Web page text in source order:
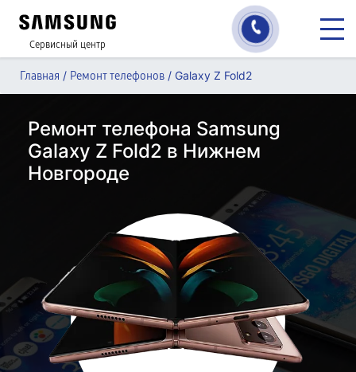
Сервисный центр
Главная / Ремонт телефонов / Galaxy Z Fold2
Ремонт телефона Samsung
Galaxy Z Fold2 в Нижнем
Новгороде